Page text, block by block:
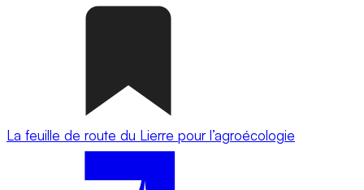
La feuille de route du Lierre pour l’agroécologie